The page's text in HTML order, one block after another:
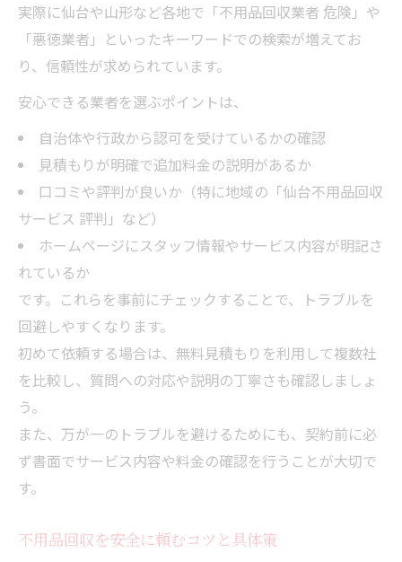
実際に仙台や山形など各地で「不用品回収業者 危険」や
「悪徳業者」といったキーワードでの検索が増えてお
り、信頼性が求められています。
安心できる業者を選ぶポイントは、
自治体や行政から認可を受けているかの確認
見積もりが明確で追加料金の説明があるか
口コミや評判が良いか（特に地域の「仙台不用品回収
サービス 評判」など）
ホームページにスタッフ情報やサービス内容が明記さ
れているか
です。これらを事前にチェックすることで、トラブルを
回避しやすくなります。
初めて依頼する場合は、無料見積もりを利用して複数社
を比較し、質問への対応や説明の丁寧さも確認しましょ
う。
また、万が一のトラブルを避けるためにも、契約前に必
ず書面でサービス内容や料金の確認を行うことが大切で
す。
不用品回収を安全に頼むコツと具体策